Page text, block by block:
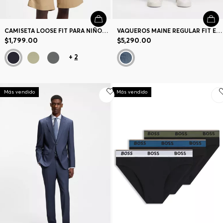
CAMISETA LOOSE FIT PARA NIÑOS EN ALGODÓN CON ILUSTRACIÓN DE LOGO EN LA ESPALDA
$1,799.00
+ 2
VAQUEROS MAINE REGULAR FIT EN TEJIDO VAQUERO ELÁSTICO Y SUPERSUAVE
$5,290.00
Más vendido Más vendido